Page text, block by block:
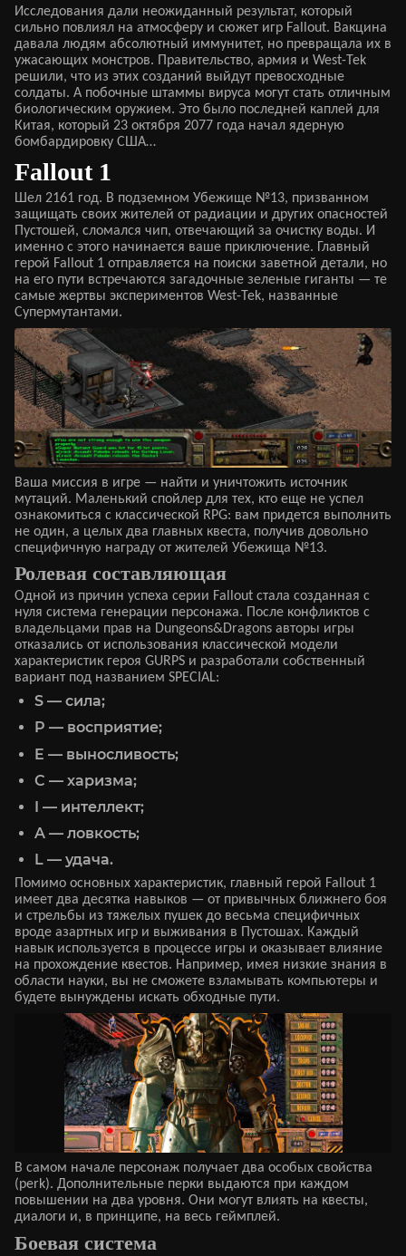
Исследования дали неожиданный результат, который
сильно повлиял на атмосферу и сюжет игр Fallout. Вакцина
давала людям абсолютный иммунитет, но превращала их в
ужасающих монстров. Правительство, армия и West-Tek
решили, что из этих созданий выйдут превосходные
солдаты. А побочные штаммы вируса могут стать отличным
биологическим оружием. Это было последней каплей для
Китая, который 23 октября 2077 года начал ядерную
бомбардировку США…
Fallout 1
Шел 2161 год. В подземном Убежище №13, призванном
защищать своих жителей от радиации и других опасностей
Пустошей, сломался чип, отвечающий за очистку воды. И
именно с этого начинается ваше приключение. Главный
герой Fallout 1 отправляется на поиски заветной детали, но
на его пути встречаются загадочные зеленые гиганты — те
самые жертвы экспериментов West-Tek, названные
Супермутантами.
Ваша миссия в игре — найти и уничтожить источник
мутаций. Маленький спойлер для тех, кто еще не успел
ознакомиться с классической RPG: вам придется выполнить
не один, а целых два главных квеста, получив довольно
специфичную награду от жителей Убежища №13.
Ролевая составляющая
Одной из причин успеха серии Fallout стала созданная с
нуля система генерации персонажа. После конфликтов с
владельцами прав на Dungeons&Dragons авторы игры
отказались от использования классической модели
характеристик героя GURPS и разработали собственный
вариант под названием SPECIAL:
S — сила;
P — восприятие;
E — выносливость;
C — харизма;
I — интеллект;
A — ловкость;
L — удача.
Помимо основных характеристик, главный герой Fallout 1
имеет два десятка навыков — от привычных ближнего боя
и стрельбы из тяжелых пушек до весьма специфичных
вроде азартных игр и выживания в Пустошах. Каждый
навык используется в процессе игры и оказывает влияние
на прохождение квестов. Например, имея низкие знания в
области науки, вы не сможете взламывать компьютеры и
будете вынуждены искать обходные пути.
В самом начале персонаж получает два особых свойства
(perk). Дополнительные перки выдаются при каждом
повышении на два уровня. Они могут влиять на квесты,
диалоги и, в принципе, на весь геймплей.
Боевая система